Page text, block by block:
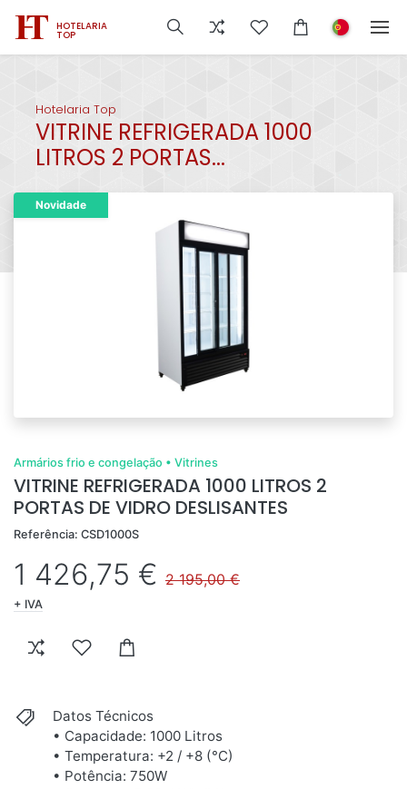
HOTELARIA
TOP
Hotelaria Top
VITRINE REFRIGERADA 1000
LITROS 2 PORTAS...
Novidade
Armários frio e congelação • Vitrines
VITRINE REFRIGERADA 1000 LITROS 2
PORTAS DE VIDRO DESLISANTES
Referência: CSD1000S
1 426,75 € 2 195,00 €
+ IVA
Datos Técnicos
• Capacidade: 1000 Litros
• Temperatura: +2 / +8 (°C)
• Potência: 750W